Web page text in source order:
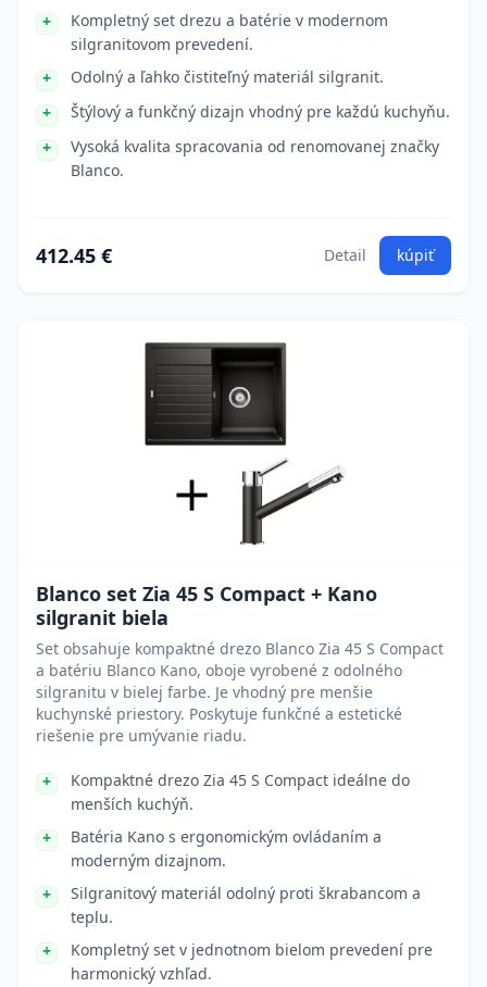
Kompletný set drezu a batérie v modernom
silgranitovom prevedení.
Odolný a ľahko čistiteľný materiál silgranit.
Štýlový a funkčný dizajn vhodný pre každú kuchyňu.
Vysoká kvalita spracovania od renomovanej značky
Blanco.
412.45 € Detail kúpiť
Blanco set Zia 45 S Compact + Kano
silgranit biela
Set obsahuje kompaktné drezo Blanco Zia 45 S Compact
a batériu Blanco Kano, oboje vyrobené z odolného
silgranitu v bielej farbe. Je vhodný pre menšie
kuchynské priestory. Poskytuje funkčné a estetické
riešenie pre umývanie riadu.
Kompaktné drezo Zia 45 S Compact ideálne do
menších kuchýň.
Batéria Kano s ergonomickým ovládaním a
moderným dizajnom.
Silgranitový materiál odolný proti škrabancom a
teplu.
Kompletný set v jednotnom bielom prevedení pre
harmonický vzhľad.